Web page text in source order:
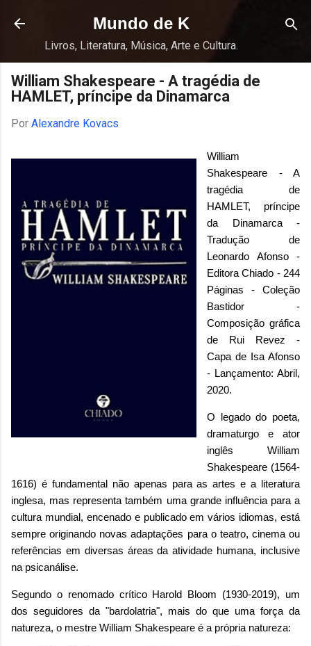
Pular para o conteúdo principal
Mundo de K
Livros, Literatura, Música, Arte e Cultura.
William Shakespeare - A tragédia de
HAMLET, príncipe da Dinamarca
Por Alexandre Kovacs
William
Shakespeare - A
tragédia de
HAMLET, príncipe
da Dinamarca -
Tradução de
Leonardo Afonso -
Editora Chiado - 244
Páginas - Coleção
Bastidor -
Composição gráfica
de Rui Revez -
Capa de Isa Afonso
- Lançamento: Abril,
2020.
O legado do poeta,
dramaturgo e ator
inglês William
Shakespeare (1564-
1616) é fundamental não apenas para as artes e a literatura
inglesa, mas representa também uma grande influência para a
cultura mundial, encenado e publicado em vários idiomas, está
sempre originando novas adaptações para o teatro, cinema ou
referências em diversas áreas da atividade humana, inclusive
na psicanálise.
Segundo o renomado crítico Harold Bloom (1930-2019), um
dos seguidores da "bardolatria", mais do que uma força da
natureza, o mestre William Shakespeare é a própria natureza: